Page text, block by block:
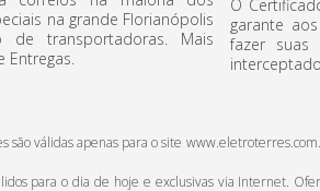
na grande Florianópolis
transportadoras. Mais
Entregas.
O
garante
fazer suas
válidas apenas para o site
para o dia de hoje e exclusivas via Internet.